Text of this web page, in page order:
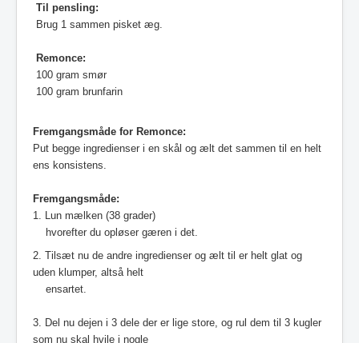
Til pensling:
Brug 1 sammen pisket æg.
Remonce:
100 gram smør
100 gram brunfarin
Fremgangsmåde for Remonce:
Put begge ingredienser i en skål og ælt det sammen til en helt
ens konsistens.
Fremgangsmåde:
1. Lun mælken (38 grader)
hvorefter du opløser gæren i det.
2. Tilsæt nu de andre ingredienser og ælt til er helt glat og
uden klumper, altså helt
ensartet.
3. Del nu dejen i 3 dele der er lige store, og rul dem til 3 kugler
som nu skal hvile i nogle